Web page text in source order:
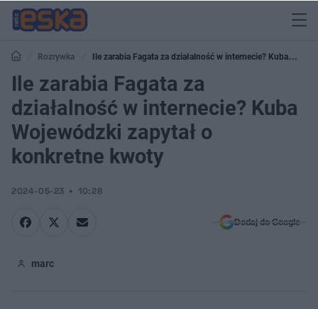
Rozrywka
Ile zarabia Fagata za działalność w internecie? Kuba
Wojewódzki zapytał o konkretne kwoty
Ile zarabia Fagata za
działalność w internecie? Kuba
Wojewódzki zapytał o
konkretne kwoty
2024-05-23 10:28
Dodaj do Google
marc